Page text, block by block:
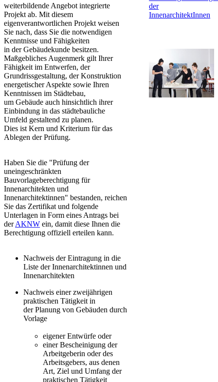
weiterbildende Angebot integrierte
Projekt ab. Mit diesem
eigenverantwortlichen Projekt weisen
Sie nach, dass Sie die notwendigen
Kenntnisse und Fähigkeiten
in der Gebäudekunde besitzen.
Maßgebliches Augenmerk gilt Ihrer
Fähigkeit im Entwerfen, der
Grundrissgestaltung, der Konstruktion
energetischer Aspekte ​sowie Ihren
Kenntnissen im Städtebau,
um Gebäude auch hinsichtlich ihrer
Einbindung in das städtebauliche
Umfeld gestaltend zu planen.
Dies ist Kern und Kriterium für das
Ablegen der Prüfung.
Haben Sie die "Prüfung der
uneingeschränkten
Bauvorlageberechtigung für
Innenarchitekten und
Innenarchitektinnen" bestanden, reichen
Sie das Zertifikat und folgende
Unterlagen in Form eines Antrags bei
derAKNW ein, damit diese Ihnen die
Berechtigung offiziell erteilen kann​.
Nachweis der Eintragung in die
Liste der Innenarchitektinnen und
Innenarchitekten
Nachweis einer zweijährigen
praktischen Tätigkeit in
der Planung von Gebäuden durch
Vorlage
eigener Entwürfe oder
einer Bescheinigung der
Arbeitgeberin oder des
Arbeitsgebers, aus denen
Art, Ziel und Umfang der
praktischen Tätigkeit
der
InnenarchitektInnen